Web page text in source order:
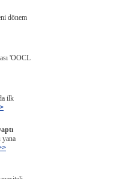
dönem
'OOCL
ilk
yana